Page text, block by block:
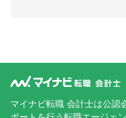
マイナビ転職 会計士は公認